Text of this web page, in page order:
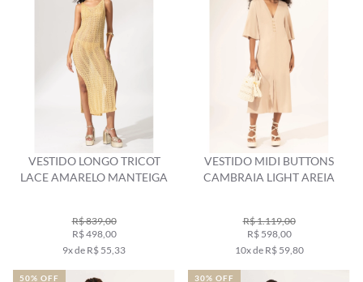
VESTIDO LONGO TRICOT
LACE AMARELO MANTEIGA
R$ 839,00
R$ 498,00
9x de R$ 55,33
VESTIDO MIDI BUTTONS
CAMBRAIA LIGHT AREIA
R$ 1.119,00
R$ 598,00
10x de R$ 59,80
50% OFF 30% OFF